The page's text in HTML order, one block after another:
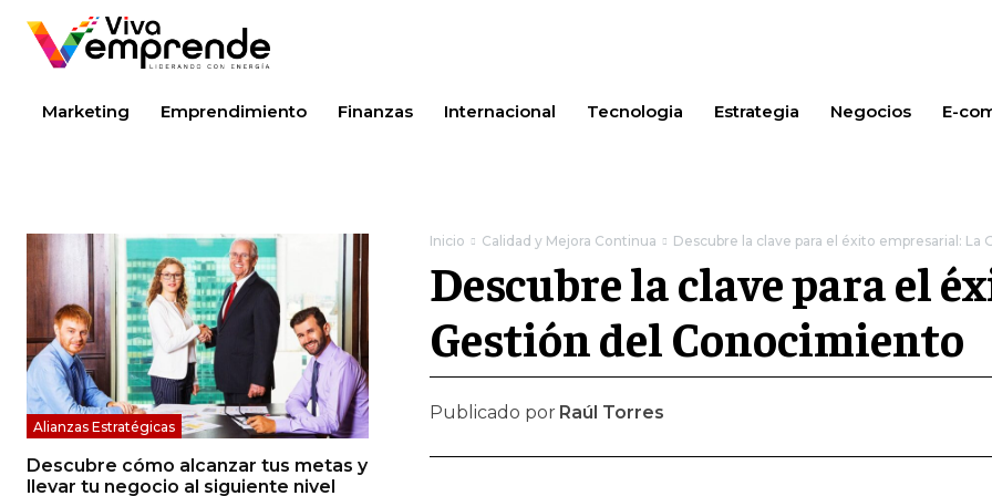
Marketing Emprendimiento Finanzas Internacional Tecnologia Estrategia Negocios E-
Alianzas Estratégicas
Descubre cómo alcanzar tus metas y
llevar tu negocio al siguiente nivel
Inicio Calidad y Mejora Continua Descubre la clave para el éxito empresarial:
Descubre la clave para el
Gestión del Conocimiento
Publicado por Raúl Torres